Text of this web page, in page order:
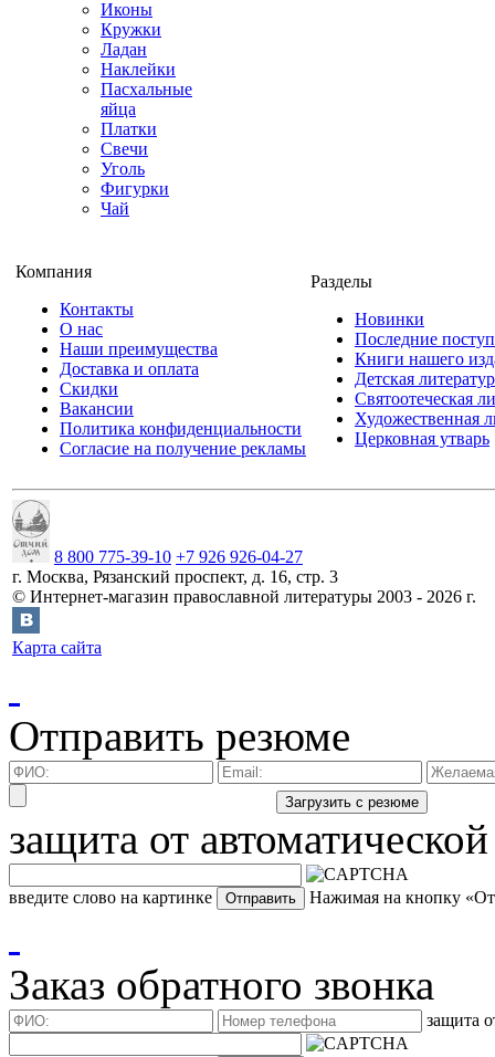
Иконы
Кружки
Ладан
Наклейки
Пасхальные
яйца
Платки
Свечи
Уголь
Фигурки
Чай
Компания
Контакты
О нас
Наши преимущества
Доставка и оплата
Скидки
Вакансии
Политика конфиденциальности
Согласие на получение рекламы
Разделы
Новинки
Последние
Книги нашего
Детская
Святоотеческая
Художественная
Церковная утварь
8 800 775-39-10 +7 926 926-04-27
г. Москва, Рязанский проспект, д. 16, стр. 3
© Интернет-магазин православной литературы 2003 - 2026 г.
Карта сайта
Отправить резюме
защита от
введите слово на картинке Нажимая на кнопку
Заказ обратного звонка
защита